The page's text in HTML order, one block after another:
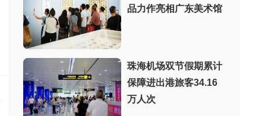
品力作亮相广东美术馆
珠海机场双节假期累计
保障进出港旅客34.16
万人次